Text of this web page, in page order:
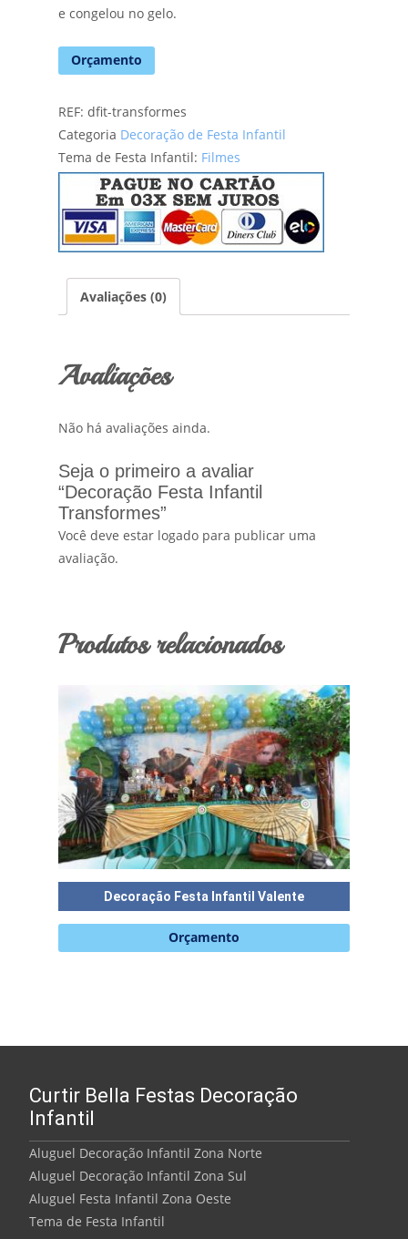
e congelou no gelo.
Orçamento
REF: dfit-transformes
Categoria Decoração de Festa Infantil
Tema de Festa Infantil: Filmes
Avaliações (0)
Avaliações
Não há avaliações ainda.
Seja o primeiro a avaliar
“Decoração Festa Infantil
Transformes”
Você deve estar logado para publicar uma
avaliação.
Produtos relacionados
Decoração Festa Infantil Valente
Orçamento
Curtir Bella Festas Decoração
Infantil
Aluguel Decoração Infantil Zona Norte
Aluguel Decoração Infantil Zona Sul
Aluguel Festa Infantil Zona Oeste
Tema de Festa Infantil